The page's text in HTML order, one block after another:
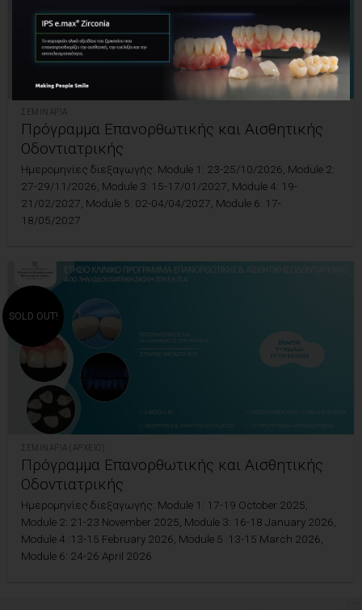
ΣΕΜΙΝΆΡΙΑ
Πρόγραμμα Επανορθωτικής και Αισθητικής
Οδοντιατρικής
Ημερομηνίες διεξαγωγής: Module 1: 23-25/10/2026, Module 2:
27-29/11/2026, Module 3: 15-17/01/2027, Module 4: 19-
21/02/2027, Module 5: 02-04/04/2027, Module 6: 17-
18/05/2027
SOLD OUT!
ΣΕΜΙΝΆΡΙΑ (ΑΡΧΕΊΟ)
Πρόγραμμα Επανορθωτικής και Αισθητικής
Οδοντιατρικής
Ημερομηνίες διεξαγωγής: Module 1: 17-19 October 2025,
Module 2: 21-23 November 2025, Module 3: 16-18 January 2026,
Module 4 :13-15 February 2026, Module 5 :13-15 March 2026,
Module 6: 24-26 April 2026